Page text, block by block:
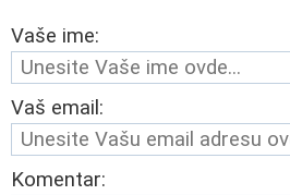
Vaše ime:
Vaš email:
Komentar: